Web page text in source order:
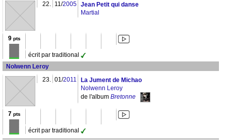
22. 11/2005
Jean Petit qui danse
Martial
9pts
écrit par traditional
Nolwenn Leroy
23. 01/2011
La Jument de Michao
Nolwenn Leroy
de l'album Bretonne
7 pts
écrit par traditional